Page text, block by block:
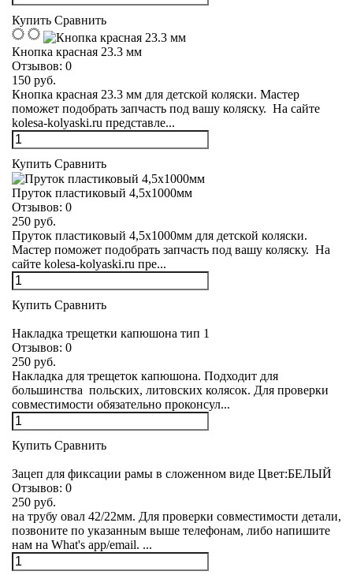
Купить Сравнить
Кнопка красная 23.3 мм
Отзывов: 0
150 руб.
Кнопка красная 23.3 мм для детской коляски. Мастер
поможет подобрать запчасть под вашу коляску. На сайте
kolesa-kolyaski.ru представле...
Купить Сравнить
Пруток пластиковый 4,5х1000мм
Отзывов: 0
250 руб.
Пруток пластиковый 4,5х1000мм для детской коляски.
Мастер поможет подобрать запчасть под вашу коляску. На
сайте kolesa-kolyaski.ru пре...
Купить Сравнить
Накладка трещетки капюшона тип 1
Отзывов: 0
250 руб.
Накладка для трещеток капюшона. Подходит для
большинства польских, литовских колясок. Для проверки
совместимости обязательно проконсул...
Купить Сравнить
Зацеп для фиксации рамы в сложенном виде Цвет:БЕЛЫЙ
Отзывов: 0
250 руб.
на трубу овал 42/22мм. Для проверки совместимости детали,
позвоните по указанным выше телефонам, либо напишите
нам на What's app/email. ...